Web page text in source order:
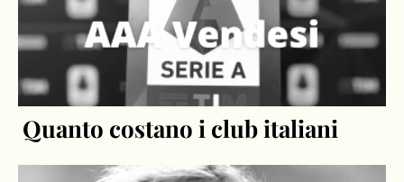
Quanto costano i club italiani